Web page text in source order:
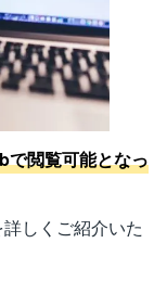
で閲覧可能となっ
しくご紹介いた